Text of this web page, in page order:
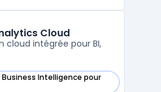
verticale des
...
Cloud
cloud intégrée pour BI,
Business Intelligence pour
Cloud dans cette catégorie